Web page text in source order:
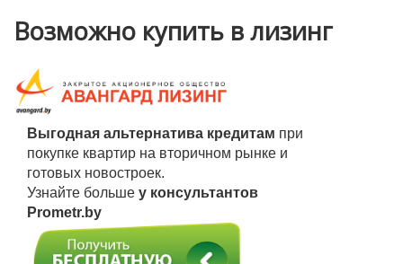
Возможно купить в лизинг
Выгодная альтернатива кредитам при
покупке квартир на вторичном рынке и
готовых новостроек.
Узнайте больше у консультантов
Prometr.by